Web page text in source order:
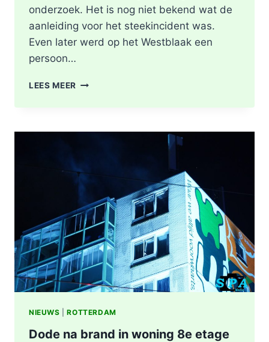
onderzoek. Het is nog niet bekend wat de
aanleiding voor het steekincident was.
Even later werd op het Westblaak een
persoon…
LEES MEER POLITIE
STEEKINCIDENT
KAREL
DOORMANSTRAAT
ROTTERDAM
NIEUWS |ROTTERDAM
Dode na brand in woning 8e etage